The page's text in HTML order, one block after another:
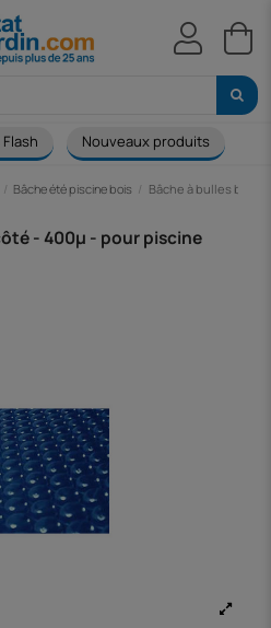
Nouveaux produits
Bâche été piscine bois Bâche à bulles
- 400µ - pour piscine